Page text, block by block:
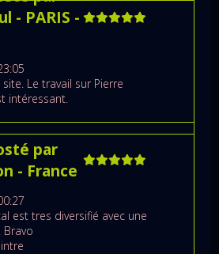
- PARIS -
Le travail sur Pierre
intéressant.
par
- France
est tres diversifié avec une